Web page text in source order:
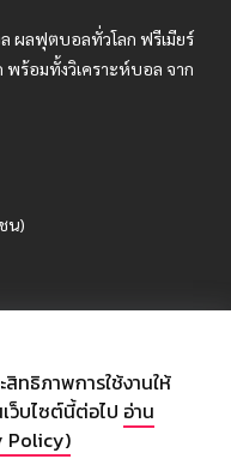
ผลฟุตบอลทั่วโลก ฟรีเมียร์
ร้อมทั้งวิเคราะห์บอล จาก
น)
ทธิภาพการใช้งานให้
ว็บไซต์นี้ต่อไป อ่าน
Policy)